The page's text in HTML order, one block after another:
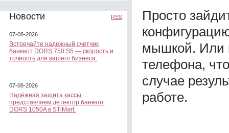
Новости RSS
07-08-2026
Встречайте надёжный счётчик
банкнот DORS 750 S5 — скорость и
точность для вашего бизнеса.
07-08-2026
Надёжная защита кассы:
представляем детектор банкнот
DORS 1050A в STiMart.
Просто
мышкой. Или
телефона,
случае
работе.